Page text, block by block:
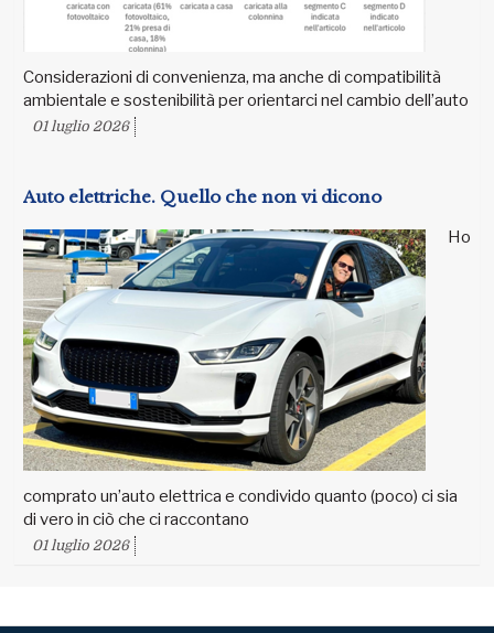
Considerazioni di convenienza, ma anche di compatibilità
ambientale e sostenibilità per orientarci nel cambio dell’auto
01 luglio 2026
Auto elettriche. Quello che non vi dicono
Ho
comprato un’auto elettrica e condivido quanto (poco) ci sia
di vero in ciò che ci raccontano
01 luglio 2026